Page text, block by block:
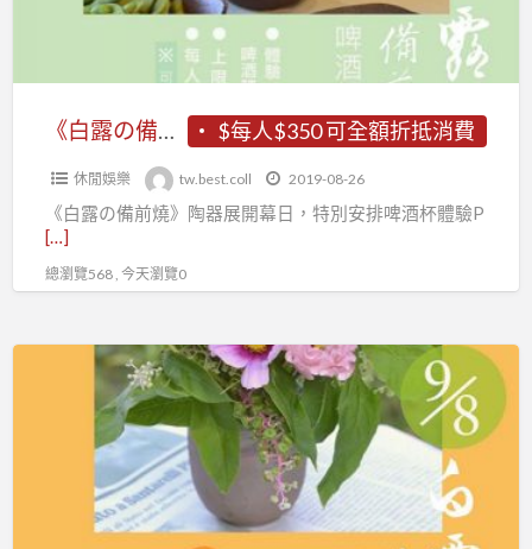
杯
Party
$每人$350 可全額折抵消費
《白露の備前燒》啤酒杯體驗Party
休閒娛樂 tw.best.coll 2019-08-26
《白露の備前燒》陶器展開幕日，特別安排啤酒杯體驗P
[…]
總瀏覽568 , 今天瀏覽0